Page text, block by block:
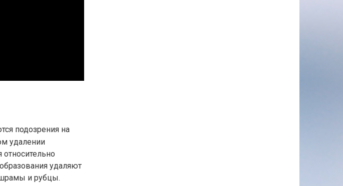
подозрения на
удалении
удаляют
шрамы и рубцы.